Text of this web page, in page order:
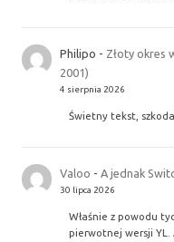
Philipo - Złoty okres
2001)
4 sierpnia 2026
Świetny tekst,
Valoo -A jednak
30 lipca 2026
Właśnie z powodu
pierwotnej wersji YL.